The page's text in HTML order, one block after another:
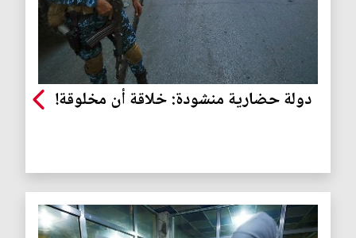
دولة حضارية منشودة: خلاقة أن مخلوقة!